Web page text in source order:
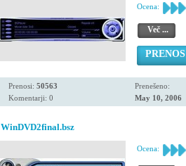
Ocena:
Več ...
PRENOS
Prenosi: 50563
Komentarji: 0
Prenešeno:
May 10, 2006
WinDVD2final.bsz
Ocena: